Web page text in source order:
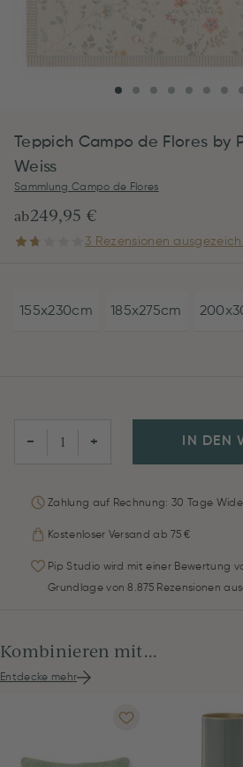
Teppich Campo de Flores by
Weiss
Sammlung Campo de Flores
ab249,95 €
3 Rezensionen
155x230cm 185x275cm
− + IN DEN
Zahlung auf Rechnung: 30 Tage
Kostenloser Versand ab 75 €
Pip Studio wird mit einer Bewertung
Grundlage von 8.875 Rezensionen
Kombinieren mit...
Entdecke mehr